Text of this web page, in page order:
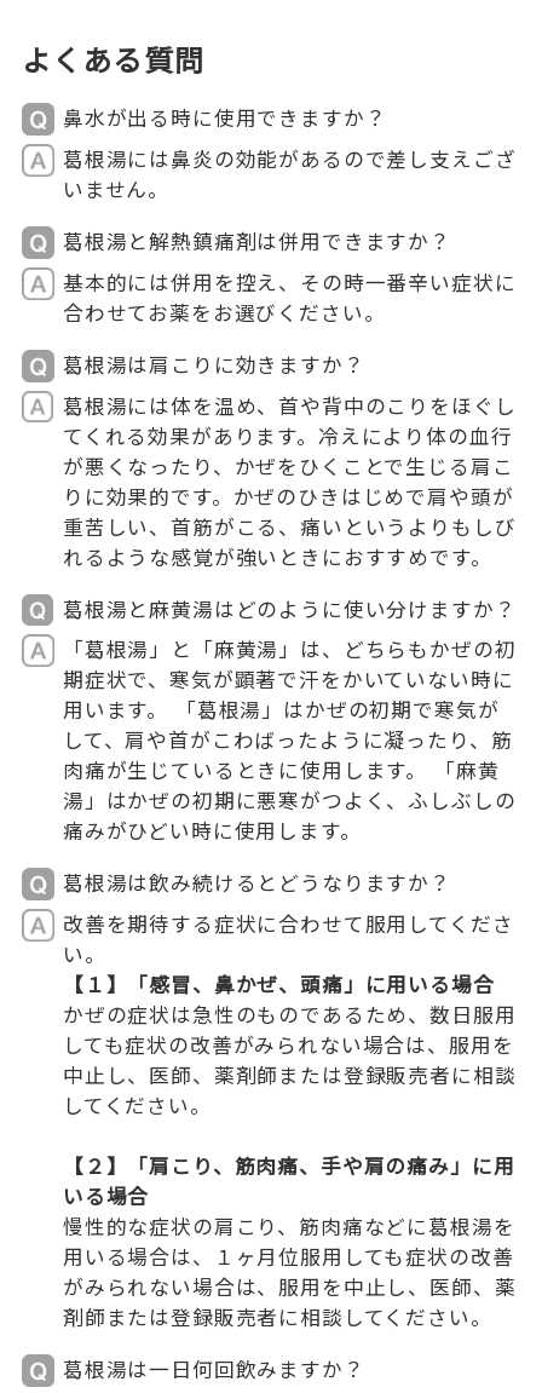
よくある質問
鼻水が出る時に使用できますか？
葛根湯には鼻炎の効能があるので差し支えござ
いません。
葛根湯と解熱鎮痛剤は併用できますか？
基本的には併用を控え、その時一番辛い症状に
合わせてお薬をお選びください。
葛根湯は肩こりに効きますか？
葛根湯には体を温め、首や背中のこりをほぐし
てくれる効果があります。冷えにより体の血行
が悪くなったり、かぜをひくことで生じる肩こ
りに効果的です。かぜのひきはじめで肩や頭が
重苦しい、首筋がこる、痛いというよりもしび
れるような感覚が強いときにおすすめです。
葛根湯と麻黄湯はどのように使い分けますか？
「葛根湯」と「麻黄湯」は、どちらもかぜの初
期症状で、寒気が顕著で汗をかいていない時に
用います。 「葛根湯」はかぜの初期で寒気が
して、肩や首がこわばったように凝ったり、筋
肉痛が生じているときに使用します。 「麻黄
湯」はかぜの初期に悪寒がつよく、ふしぶしの
痛みがひどい時に使用します。
葛根湯は飲み続けるとどうなりますか？
改善を期待する症状に合わせて服用してくださ
い。
【１】「感冒、鼻かぜ、頭痛」に用いる場合
かぜの症状は急性のものであるため、数日服用
しても症状の改善がみられない場合は、服用を
中止し、医師、薬剤師または登録販売者に相談
してください。
【２】「肩こり、筋肉痛、手や肩の痛み」に用
いる場合
慢性的な症状の肩こり、筋肉痛などに葛根湯を
用いる場合は、１ヶ月位服用しても症状の改善
がみられない場合は、服用を中止し、医師、薬
剤師または登録販売者に相談してください。
葛根湯は一日何回飲みますか？